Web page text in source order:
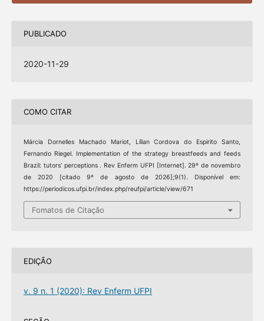
PUBLICADO
2020-11-29
COMO CITAR
Márcia Dornelles Machado Mariot, Lílian Cordova do Espirito Santo,
Fernando Riegel. Implementation of the strategy breastfeeds and feeds
Brazil: tutors’ perceptions . Rev Enferm UFPI [Internet]. 29º de novembro
de 2020 [citado 9º de agosto de 2026];9(1). Disponível em:
https://periodicos.ufpi.br/index.php/reufpi/article/view/671
Fomatos de Citação
EDIÇÃO
v. 9 n. 1 (2020): Rev Enferm UFPI